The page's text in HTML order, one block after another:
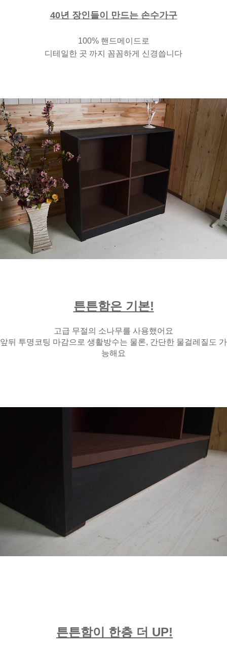
40년 장인들이 만드는 손수가구
100% 핸드메이드로
디테일한 곳 까지 꼼꼼하게 신경씁니다
튼튼함은 기본!
고급 무절의 소나무를 사용했어요
앞뒤 투명코팅 마감으로 생활방수는 물론, 간단한 물걸레질도 가
능해요
튼튼함이 한층 더 UP!